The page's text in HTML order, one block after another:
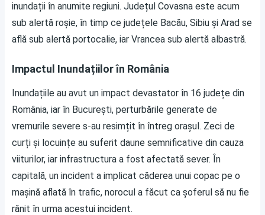
inundații în anumite regiuni. Județul Covasna este acum
sub alertă roșie, în timp ce județele Bacău, Sibiu și Arad se
află sub alertă portocalie, iar Vrancea sub alertă albastră.
Impactul Inundațiilor în România
Inundațiile au avut un impact devastator în 16 județe din
România, iar în București, perturbările generate de
vremurile severe s-au resimțit în întreg orașul. Zeci de
curți și locuințe au suferit daune semnificative din cauza
viiturilor, iar infrastructura a fost afectată sever. În
capitală, un incident a implicat căderea unui copac pe o
mașină aflată în trafic, norocul a făcut ca șoferul să nu fie
rănit în urma acestui incident.